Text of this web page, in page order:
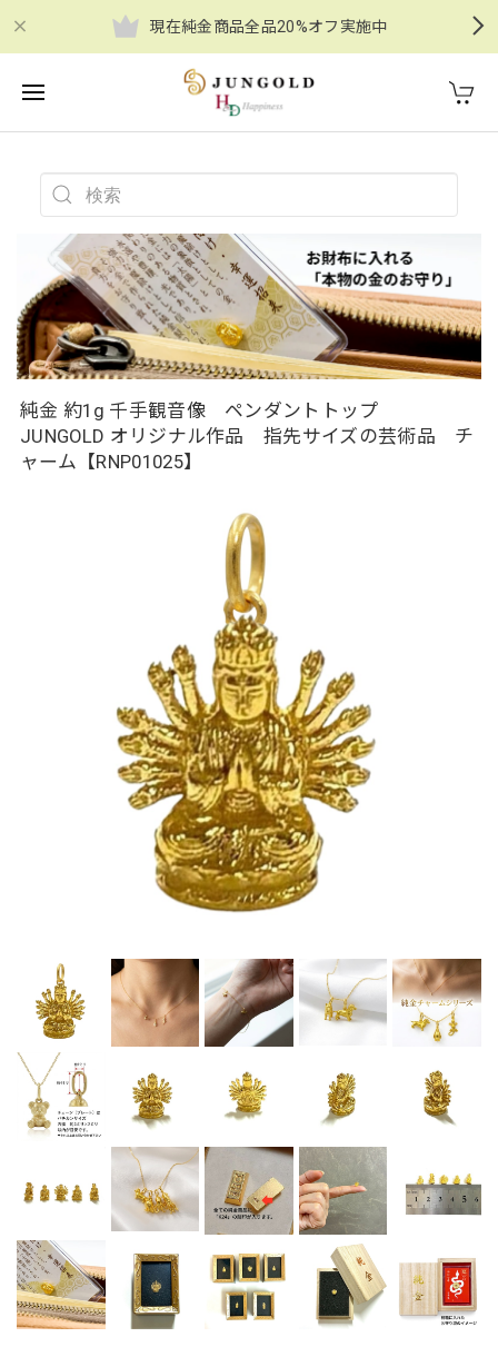
現在純金商品全品20%オフ実施中
純金 約1g 千手観音像 ペンダントトップ
JUNGOLD オリジナル作品 指先サイズの芸術品 チ
ャーム【RNP01025】